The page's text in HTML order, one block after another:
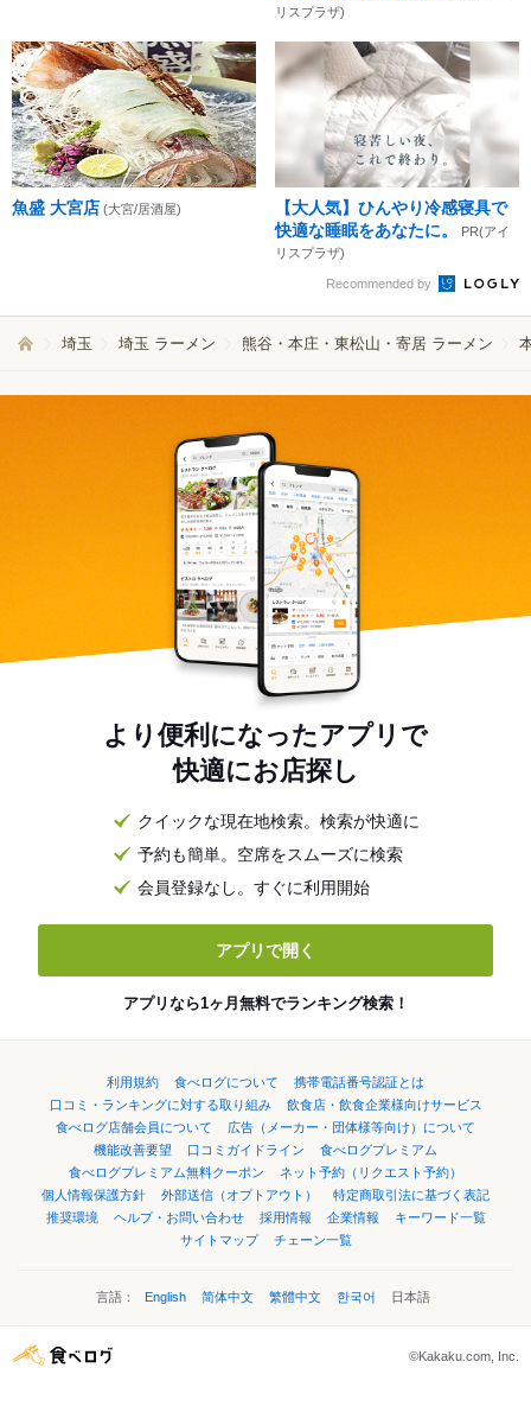
リスプラザ)
魚盛 大宮店 (大宮/居酒屋)
【大人気】ひんやり冷感寝具で
快適な睡眠をあなたに。
PR(アイ
リスプラザ)
Recommended by
埼玉 埼玉 ラーメン 熊谷・本庄・東松山・寄居 ラーメン
より便利になったアプリで
快適にお店探し
クイックな現在地検索。検索が快適に
予約も簡単。空席をスムーズに検索
会員登録なし。すぐに利用開始
アプリで開く
アプリなら1ヶ月無料でランキング検索！
利用規約 食べログについて
携帯電話番号認証とは
口コミ・ランキングに対する取り組み
飲食店・飲食企業様向けサービス
食べログ店舗会員について
広告（メーカー・団体様等向け）について
機能改善要望
口コミガイドライン
食べログプレミアム
食べログプレミアム無料クーポン
ネット予約（リクエスト予約）
個人情報保護方針
外部送信（オプトアウト）
特定商取引法に基づく表記
推奨環境
ヘルプ・お問い合わせ 採用情報 企業情報
キーワード一覧
サイトマップ
チェーン一覧
言語： English 简体中文 繁體中文 한국어 日本語
©Kakaku.com, Inc.